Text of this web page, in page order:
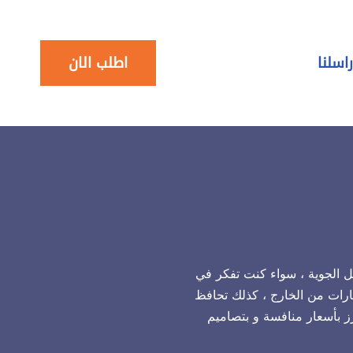
راسلنا اطلب الان
الجوية ، سواء كنت تفكر في
من الخارج ، كذلك تحافظ
بأسعار منافسة و بتصاميم